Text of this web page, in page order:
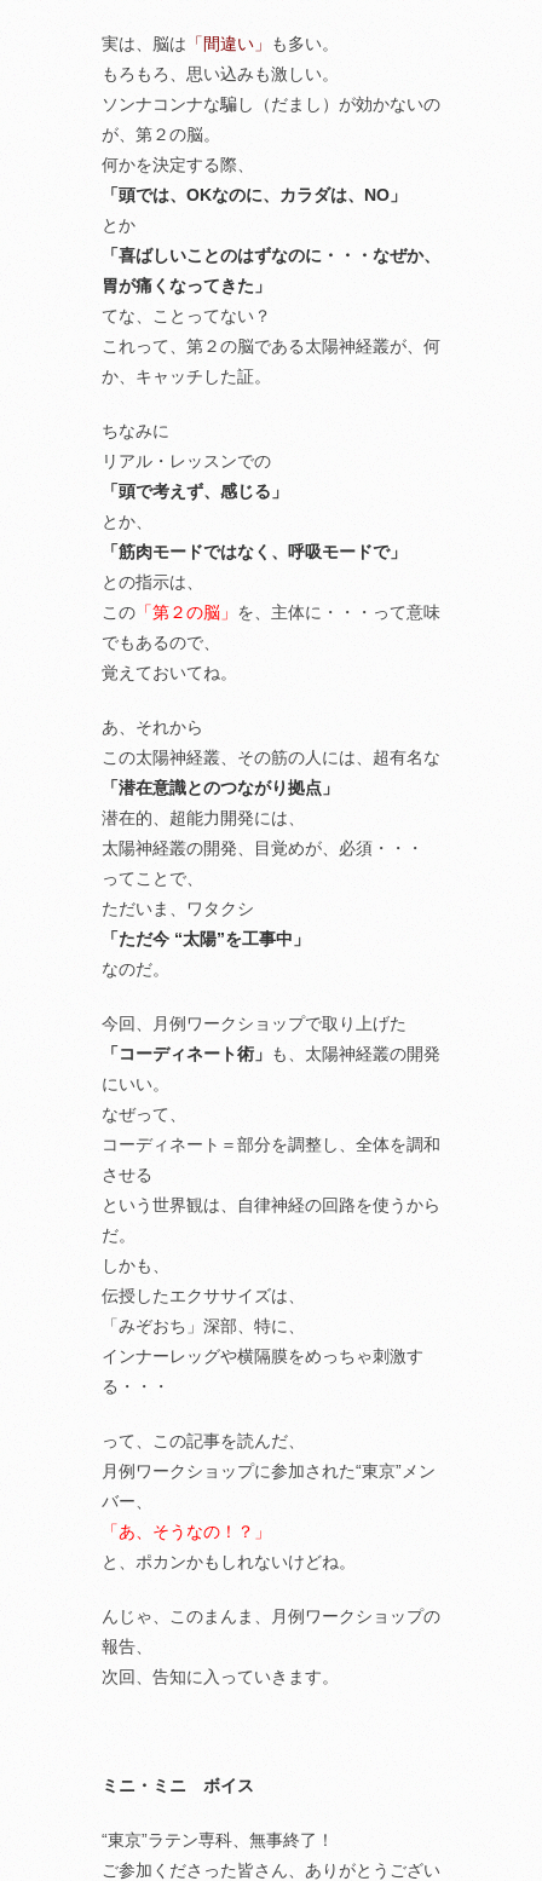
実は、脳は 「間違い」
も多い。
もろもろ、思い込みも激しい。
ソンナコンナな騙し（だまし）が効かないの
が、第２の脳。
何かを決定する際、
「頭では、OKなのに、カラダは、NO」
とか
「喜ばしいことのはずなのに・・・なぜか、
胃が痛くなってきた」
てな、ことってない？
これって、第２の脳である太陽神経叢が、何
か、キャッチした証。
ちなみに
リアル・レッスンでの
「頭で考えず、感じる」
とか、
「筋肉モードではなく、呼吸モードで」
との指示は、
この 「第２の脳」 を、主体に・・・って意味
でもあるので、
覚えておいてね。
あ、それから
この太陽神経叢、その筋の人には、超有名な
「潜在意識とのつながり拠点」
潜在的、超能力開発には、
太陽神経叢の開発、目覚めが、必須・・・
ってことで、
ただいま、ワタクシ
「ただ今 “太陽”を工事中」
なのだ。
今回、月例ワークショップで取り上げた
「コーディネート術」 も、太陽神経叢の開発
にいい。
なぜって、
コーディネート＝部分を調整し、全体を調和
させる
という世界観は、自律神経の回路を使うから
だ。
しかも、
伝授したエクササイズは、
「みぞおち」深部、特に、
インナーレッグや横隔膜をめっちゃ刺激す
る・・・
って、この記事を読んだ、
月例ワークショップに参加された“東京”メン
バー、
「あ、そうなの！？」
と、ポカンかもしれないけどね。
んじゃ、このまんま、月例ワークショップの
報告、
次回、告知に入っていきます。
ミニ・ミニ ボイス
“東京”ラテン専科、無事終了！
ご参加くださった皆さん、ありがとうござい